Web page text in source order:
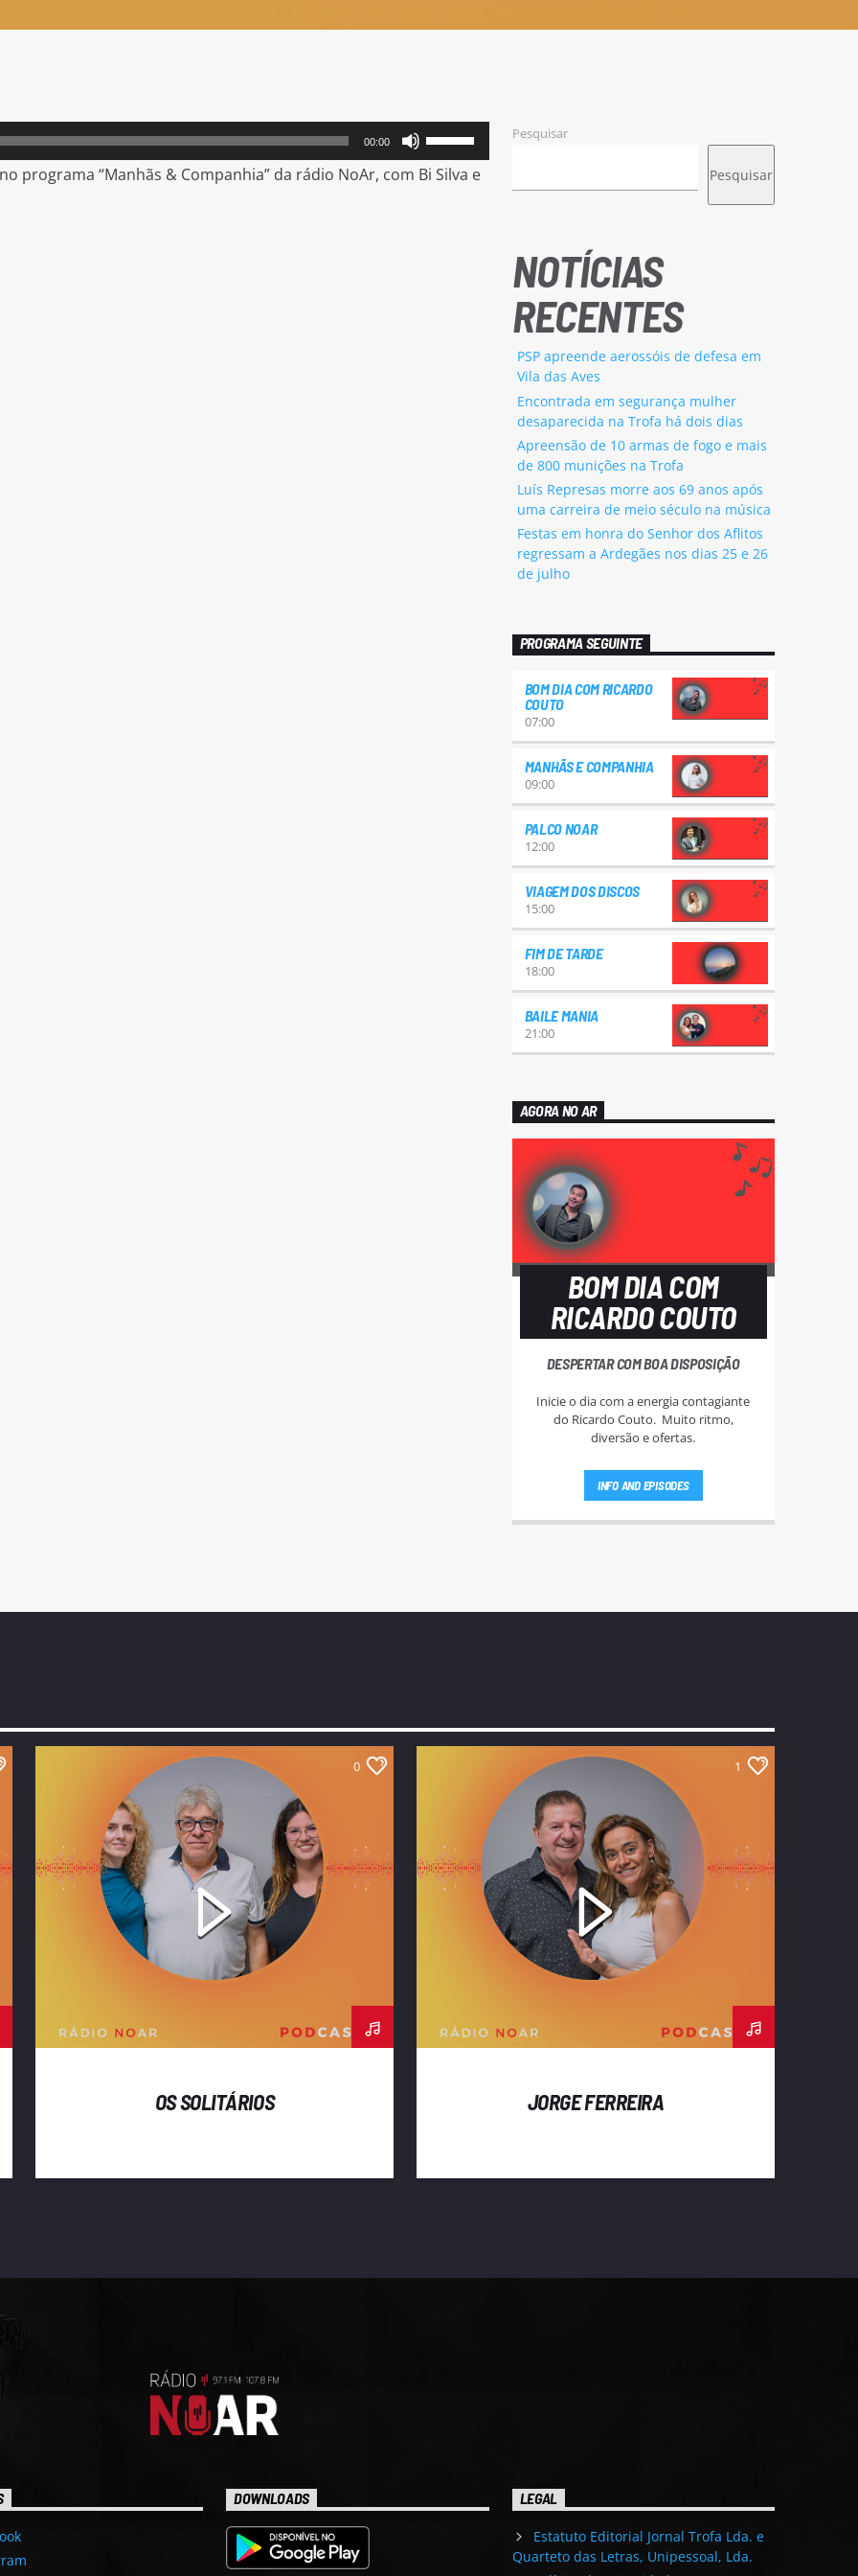
00:00
Use
as
programa “Manhãs & Companhia” da rádio NoAr, com Bi Silva e
Pesquisar
Pesquisar
NOTÍCIAS
RECENTES
PSP apreende aerossóis de defesa em
Vila das Aves
Encontrada em segurança mulher
desaparecida na Trofa há dois dias
Apreensão de 10 armas de fogo e mais
de 800 munições na Trofa
Luís Represas morre aos 69 anos após
uma carreira de meio século na música
Festas em honra do Senhor dos Aflitos
regressam a Ardegães nos dias 25 e 26
de julho
PROGRAMA SEGUINTE
BOM DIA COM RICARDO
COUTO
07:00
MANHÃS E COMPANHIA
09:00
PALCO NOAR
12:00
VIAGEM DOS DISCOS
15:00
FIM DE TARDE
18:00
BAILE MANIA
21:00
AGORA NO AR
BOM DIA COM
RICARDO COUTO
DESPERTAR COM BOA DISPOSIÇÃO
Inicie o dia com a energia contagiante
do Ricardo Couto. Muito ritmo,
diversão e ofertas.
INFO AND EPISODES
0
OS SOLITÁRIOS
1
JORGE FERREIRA
DOWNLOADS LEGAL
Estatuto Editorial Jornal Trofa Lda. e
Quarteto das Letras, Unipessoal, Lda.